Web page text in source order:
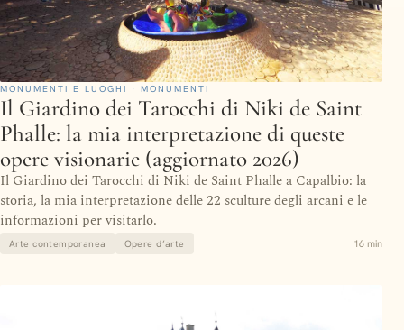
MONUMENTI E LUOGHI · MONUMENTI
Il Giardino dei Tarocchi di Niki de Saint
Phalle: la mia interpretazione di queste
opere visionarie (aggiornato 2026)
Il Giardino dei Tarocchi di Niki de Saint Phalle a Capalbio: la
storia, la mia interpretazione delle 22 sculture degli arcani e le
informazioni per visitarlo.
Arte contemporanea Opere d’arte 16 min